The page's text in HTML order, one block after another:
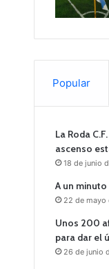
Popular
La Roda
ascenso
18 de junio
A un
22 de mayo
Unos 200
para dar el
26 de junio